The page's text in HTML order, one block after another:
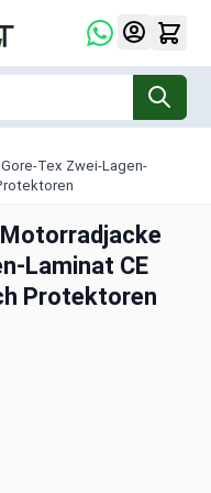
Tex Zwei-Lagen-
Laminat CE
Protektoren